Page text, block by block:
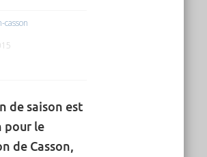
casson
de saison est
pour le
de Casson,